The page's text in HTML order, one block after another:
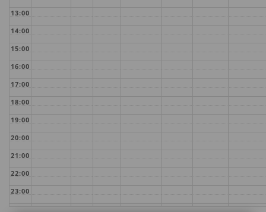
13:00
14:00
15:00
16:00
17:00
18:00
19:00
20:00
21:00
22:00
23:00